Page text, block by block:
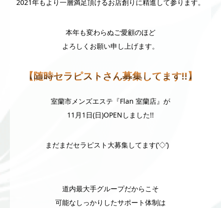
2021年もより一層満足頂けるお店創りに精進して参ります。
本年も変わらぬご愛顧のほど
よろしくお願い申し上げます。
【随時セラピストさん募集してます!!】
室蘭市メンズエステ『Flan 室蘭店』が
11月1日(日)OPENしました!!
まだまだセラピスト大募集してます(‘◇’)ゞ
道内最大手グループだからこそ
可能なしっかりしたサポート体制は